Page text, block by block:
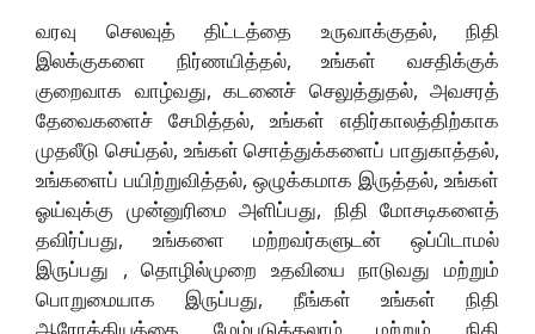
வரவு செலவுத் திட்டத்தை உருவாக்குதல், நிதி
இலக்குகளை நிர்ணயித்தல், உங்கள் வசதிக்குக்
குறைவாக வாழ்வது, கடனைச் செலுத்துதல், அவசரத்
தேவைகளைச் சேமித்தல், உங்கள் எதிர்காலத்திற்காக
முதலீடு செய்தல், உங்கள் சொத்துக்களைப் பாதுகாத்தல்,
உங்களைப் பயிற்றுவித்தல், ஒழுக்கமாக இருத்தல், உங்கள்
ஓய்வுக்கு முன்னுரிமை அளிப்பது, நிதி மோசடிகளைத்
தவிர்ப்பது, உங்களை மற்றவர்களுடன் ஒப்பிடாமல்
இருப்பது , தொழில்முறை உதவியை நாடுவது மற்றும்
பொறுமையாக இருப்பது, நீங்கள் உங்கள் நிதி